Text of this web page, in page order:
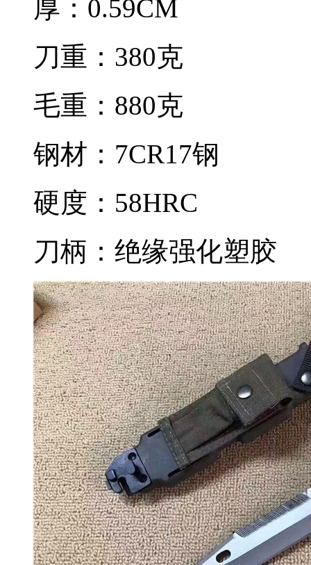
厚：0.59CM
刀重：380克
毛重：880克
钢材：7CR17钢
硬度：58HRC
刀柄：绝缘强化塑胶